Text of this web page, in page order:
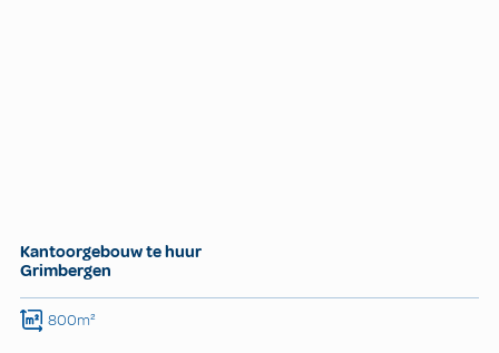
Kantoorgebouw te huur
Grimbergen
800m²